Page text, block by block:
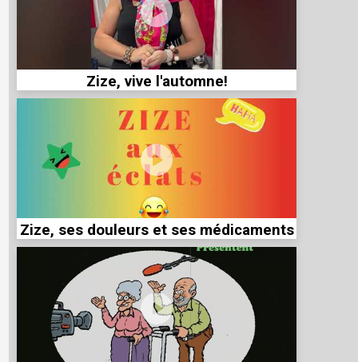
Zize, vive l'automne!
Zize, ses douleurs et ses médicaments